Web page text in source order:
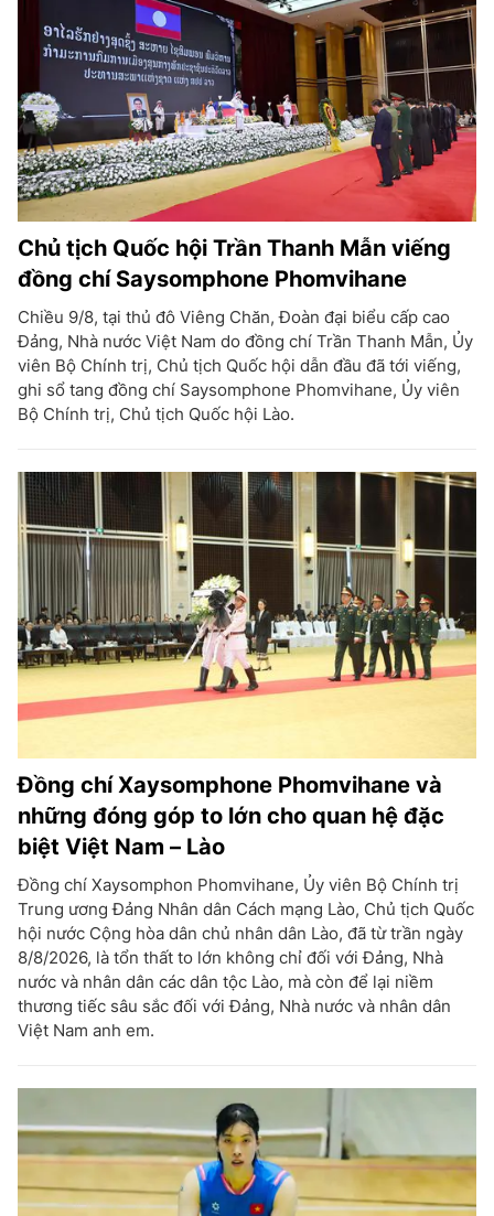
Chủ tịch Quốc hội Trần Thanh Mẫn viếng
đồng chí Saysomphone Phomvihane
Chiều 9/8, tại thủ đô Viêng Chăn, Đoàn đại biểu cấp cao
Đảng, Nhà nước Việt Nam do đồng chí Trần Thanh Mẫn, Ủy
viên Bộ Chính trị, Chủ tịch Quốc hội dẫn đầu đã tới viếng,
ghi sổ tang đồng chí Saysomphone Phomvihane, Ủy viên
Bộ Chính trị, Chủ tịch Quốc hội Lào.
Đồng chí Xaysomphone Phomvihane và
những đóng góp to lớn cho quan hệ đặc
biệt Việt Nam – Lào
Đồng chí Xaysomphon Phomvihane, Ủy viên Bộ Chính trị
Trung ương Đảng Nhân dân Cách mạng Lào, Chủ tịch Quốc
hội nước Cộng hòa dân chủ nhân dân Lào, đã từ trần ngày
8/8/2026, là tổn thất to lớn không chỉ đối với Đảng, Nhà
nước và nhân dân các dân tộc Lào, mà còn để lại niềm
thương tiếc sâu sắc đối với Đảng, Nhà nước và nhân dân
Việt Nam anh em.